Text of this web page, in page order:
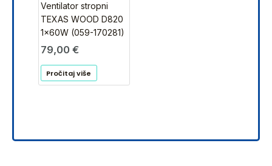
Ventilator stropni
TEXAS WOOD D820
1x60W (059-170281)
79,00 €
Pročitaj više